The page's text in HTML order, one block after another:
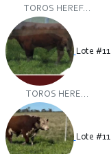
TOROS HEREF...
Lote #11
TOROS HERE...
Lote #11